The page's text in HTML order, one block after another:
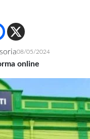
08/05/2024
online